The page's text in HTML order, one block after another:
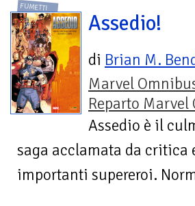
FUMETTI
Assedio!
di Brian M.
Marvel
Reparto Marvel
Assedio è il
saga acclamata da
importanti supereroi.